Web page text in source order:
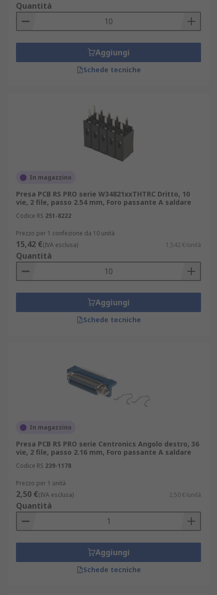
Quantità
Aggiungi
Schede tecniche
In magazzino
Presa PCB RS PRO serie W34821xxTHTRC Dritto, 10
vie, 2 file, passo 2.54 mm, Foro passante A saldare
Codice RS 251-8222
Prezzo per 1 confezione da 10 unità
15,42 €(IVA esclusa) 1,542 €/unità
Quantità
Aggiungi
Schede tecniche
In magazzino
Presa PCB RS PRO serie Centronics Angolo destro, 36
vie, 2 file, passo 2.16 mm, Foro passante A saldare
Codice RS 239-1178
Prezzo per 1 unità
2,50 €(IVA esclusa) 2,50 €/unità
Quantità
Aggiungi
Schede tecniche